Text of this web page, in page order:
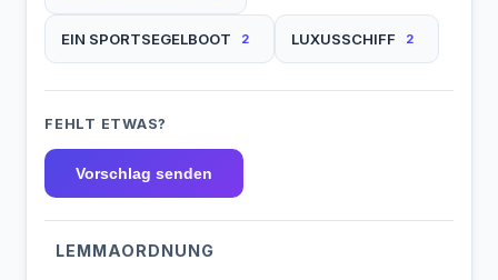
EIN SPORTSEGELBOOT 2 LUXUSSCHIFF 2
FEHLT ETWAS?
Vorschlag senden
LEMMAORDNUNG